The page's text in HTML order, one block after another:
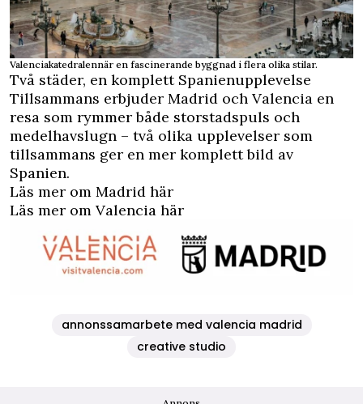
Valenciakatedralennär en fascinerande byggnad i flera olika stilar.
Två städer, en komplett Spanienupplevelse
Tillsammans erbjuder Madrid och Valencia en
resa som rymmer både storstadspuls och
medelhavslugn – två olika upplevelser som
tillsammans ger en mer komplett bild av
Spanien.
Läs mer om Madrid här
Läs mer om Valencia här
annonssamarbete med valencia madrid
creative studio